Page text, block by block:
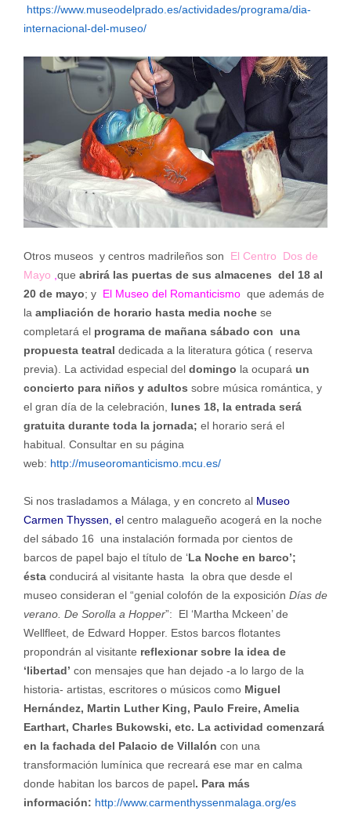
https://www.museodelprado.es/actividades/programa/dia-
internacional-del-museo/
Otros museos y centros madrileños son
El Centro Dos de
Mayo ,que abrirá las puertas de sus almacenes del 18 al
20 de mayo; yEl Museo del Romanticismo que además de
la ampliación de horario hasta media nochese
completará el programa de mañana sábado con una
propuesta teatral dedicada a la literatura gótica ( reserva
previa). La actividad especial del domingo la ocupará un
concierto para niños y adultos sobre música romántica, y
el gran día de la celebración, lunes 18, la entrada será
gratuita durante toda la jornada; el horario será el
habitual. Consultar en su página
web: http://museoromanticismo.mcu.es/
Si nos trasladamos a Málaga, y en concreto al Museo
Carmen Thyssen, el centro malagueño acogerá en la noche
del sábado 16 una instalación formada por cientos de
barcos de papel bajo el título de ‘La Noche en barco’;
éstaconducirá al visitante hasta la obra que desde el
museo consideran el “genial colofón de la exposición Días de
verano. De Sorolla a Hopper”: El ‘Martha Mckeen’ de
Wellfleet, de Edward Hopper. Estos barcos flotantes
propondrán al visitante reflexionar sobre la idea de
‘libertad’ con mensajes que han dejado -a lo largo de la
historia- artistas, escritores o músicos como Miguel
Hernández, Martin Luther King, Paulo Freire, Amelia
Earthart, Charles Bukowski, etc. La actividad comenzará
en la fachada del Palacio de Villalón con una
transformación lumínica que recreará ese mar en calma
donde habitan los barcos de papel. Para más
información: http://www.carmenthyssenmalaga.org/es